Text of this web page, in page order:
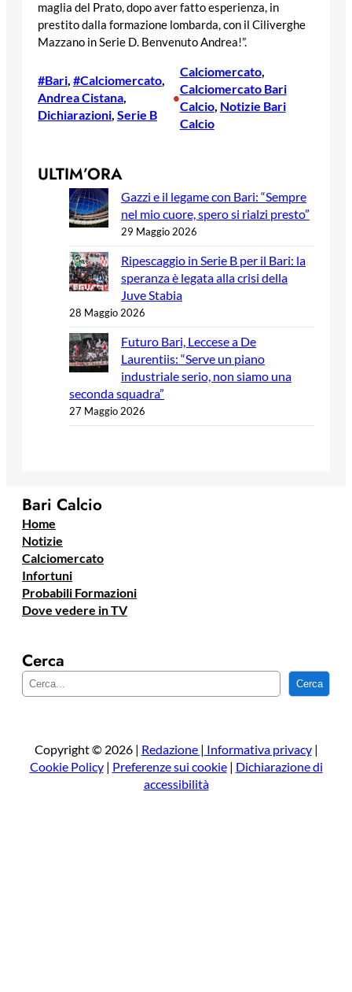
maglia del Prato, dopo aver fatto esperienza, in
prestito dalla formazione lombarda, con il Ciliverghe
Mazzano in Serie D. Benvenuto Andrea!”.
#Bari #Calciomercato
Andrea Cistana
Dichiarazioni Serie B
•
Calciomercato
Calciomercato Bari
Calcio, Notizie Bari
Calcio
ULTIM’ORA
Gazzi e il legame con Bari: “Sempre
nel mio cuore, spero si rialzi presto”
29 Maggio 2026
Ripescaggio in Serie B per il Bari: la
speranza è legata alla crisi della
Juve Stabia
28 Maggio 2026
Futuro Bari, Leccese a De
Laurentiis: “Serve un piano
industriale serio, non siamo una
seconda squadra”
27 Maggio 2026
Bari Calcio
Home
Notizie
Calciomercato
Infortuni
Probabili Formazioni
Dove vedere in TV
Cerca
e
a
Cerca
Copyright © 2026 | Redazione | Informativa privacy|
Cookie Policy| Preferenze sui cookie| Dichiarazione di
accessibilità